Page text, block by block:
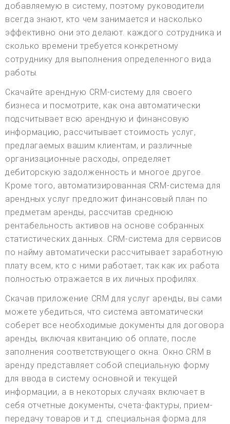
добавляемую в систему, поэтому руководители
всегда знают, кто чем занимается и насколько
эффективно они это делают. каждого сотрудника и
сколько времени требуется конкретному
сотруднику для выполнения определенного вида
работы.
Скачайте арендную CRM-систему для своего
бизнеса и посмотрите, как она автоматически
подсчитывает всю арендную и финансовую
информацию, рассчитывает стоимость услуг,
предлагаемых вашим клиентам, и различные
организационные расходы, определяет
дебиторскую задолженность и многое другое.
Кроме того, автоматизированная CRM-система для
арендных услуг предложит финансовый план по
предметам аренды, рассчитав среднюю
рентабельность активов на основе собранных
статистических данных. CRM-система для сервисов
по найму автоматически рассчитывает заработную
плату всем, кто с ними работает, так как их работа
полностью отражается в их личных профилях.
Скачав приложение CRM для услуг аренды, вы сами
можете убедиться, что система автоматически
соберет все необходимые документы для договора
аренды, включая квитанцию об оплате, после
заполнения соответствующего окна. Окно CRM в
аренду представляет собой специальную форму
для ввода в систему основной и текущей
информации, а в некоторых случаях включает в
себя отчетные документы, счета-фактуры, прием-
передачу товаров и т.д. специальная форма для